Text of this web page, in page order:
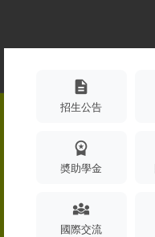
description
招生公告
workspace_premium
奬助學金
diversity_3
國際交流